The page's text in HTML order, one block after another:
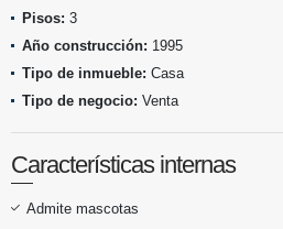
Pisos: 3
Año construcción: 1995
Tipo de inmueble: Casa
Tipo de negocio: Venta
Características internas
Admite mascotas